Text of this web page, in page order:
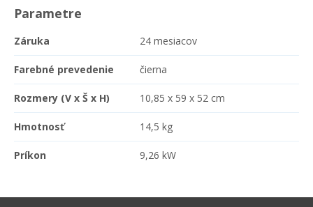
Parametre
Záruka 24 mesiacov
Farebné prevedenie čierna
Rozmery (V x Š x H) 10,85 x 59 x 52 cm
Hmotnosť 14,5 kg
Príkon 9,26 kW